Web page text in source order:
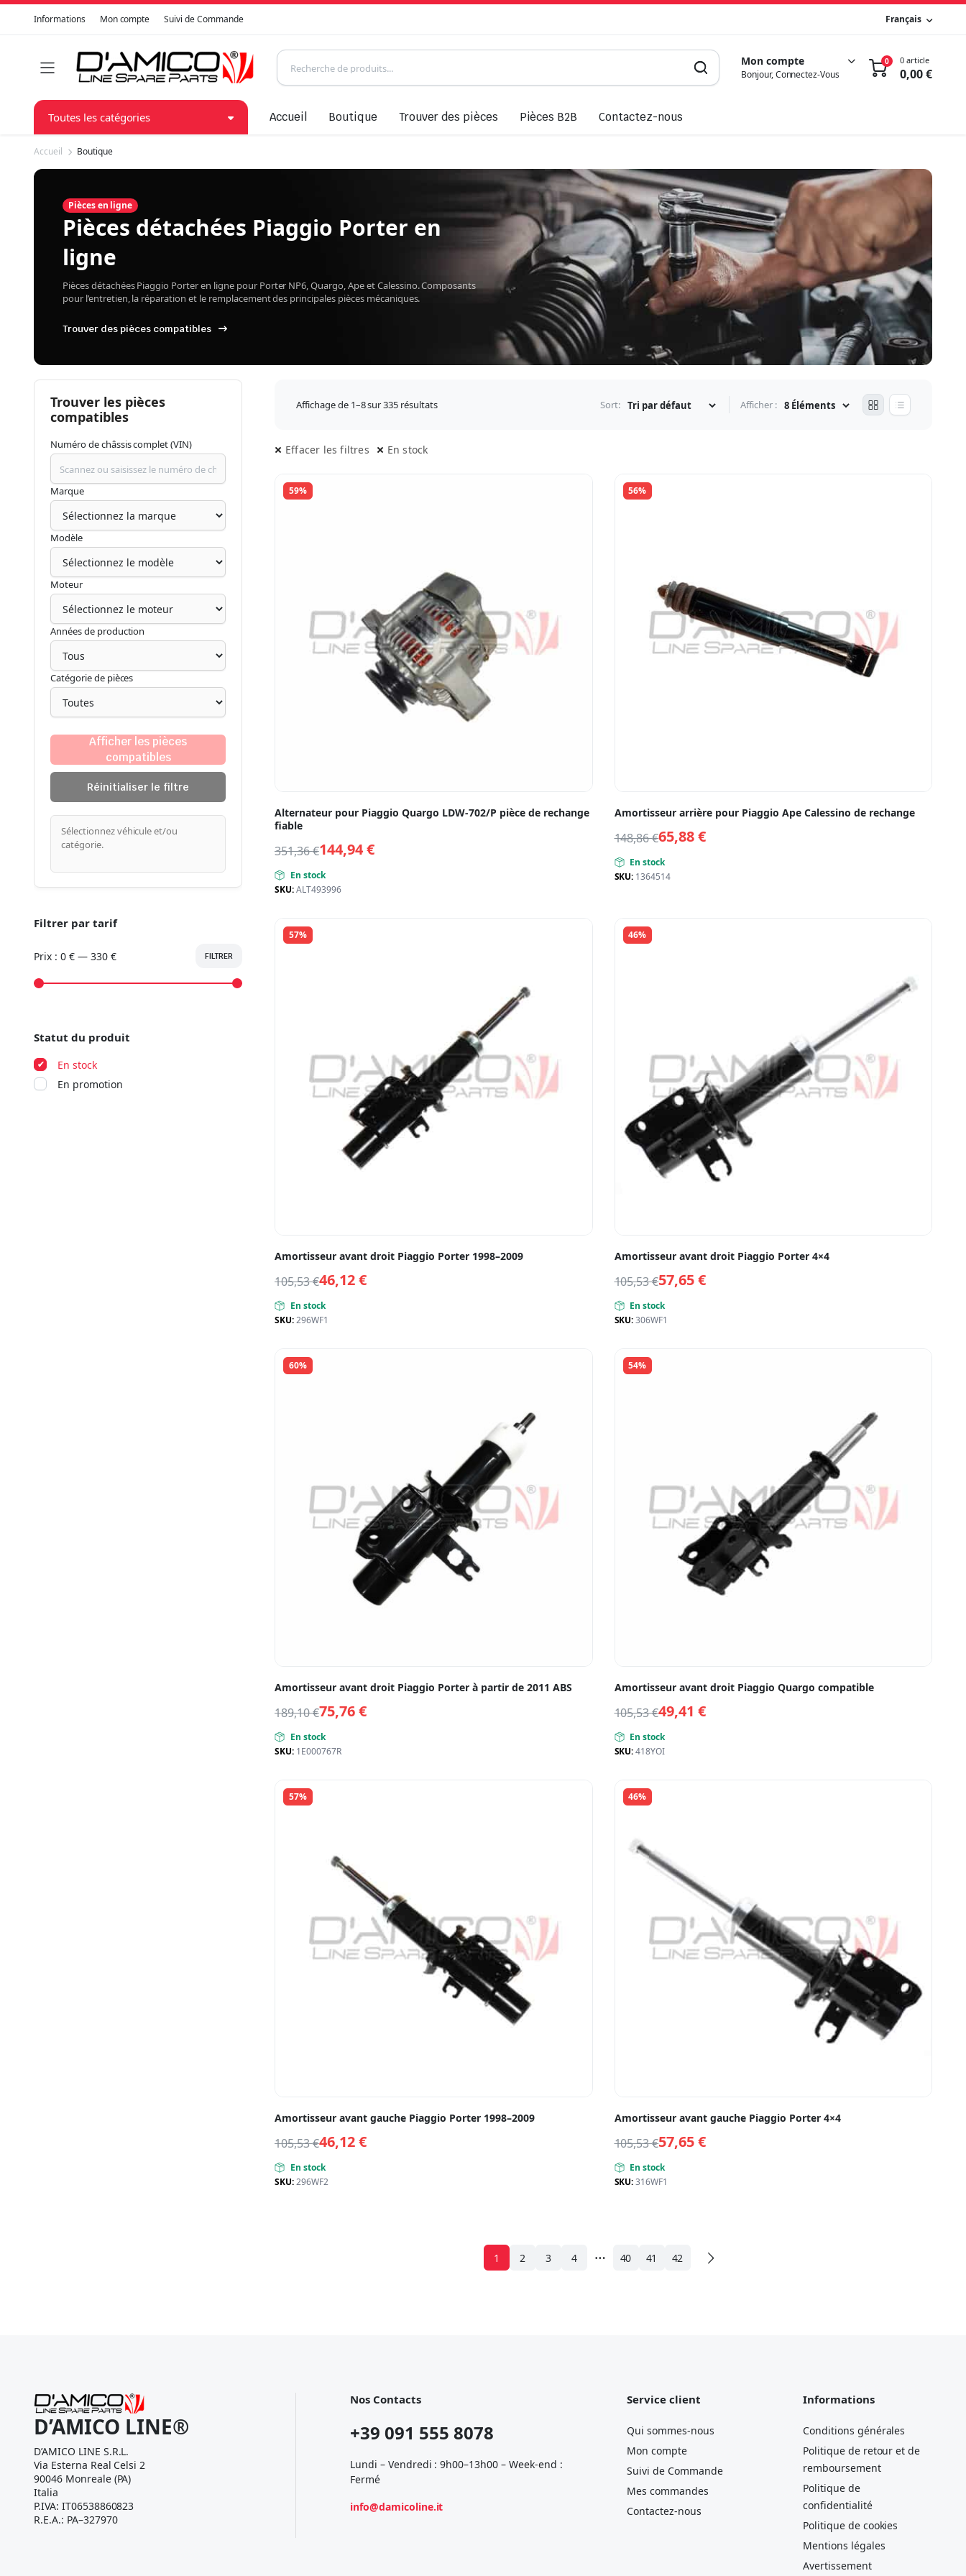
Informations Mon compte Suivi de Commande Français
Mon compte
Bonjour, Connectez-Vous
0 0 article
0,00€
Toutes les catégories Accueil Boutique Trouver des pièces Pièces B2B Contactez-nous
Accueil Boutique
Pièces en ligne
Pièces détachées Piaggio Porter en
ligne
Pièces détachées Piaggio Porter en ligne pour Porter NP6, Quargo, Ape et Calessino. Composants
pour l’entretien, la réparation et le remplacement des principales pièces mécaniques.
Trouver des pièces compatibles
Affichage de 1–8 sur 335 résultats Sort: Afficher :
Effacer les filtres En stock
59%
Alternateur pour Piaggio Quargo LDW-702/P pièce de rechange
fiable
351,36€144,94€
En stock
SKU:ALT493996
56%
Amortisseur arrière pour Piaggio Ape Calessino de rechange
148,86€65,88€
En stock
SKU: 1364514
57%
Amortisseur avant droit Piaggio Porter 1998–2009
105,53€46,12€
En stock
SKU:296WF1
46%
Amortisseur avant droit Piaggio Porter 4×4
105,53€57,65€
En stock
SKU:306WF1
60%
Amortisseur avant droit Piaggio Porter à partir de 2011 ABS
189,10€75,76€
En stock
SKU: 1E000767R
54%
Amortisseur avant droit Piaggio Quargo compatible
105,53€49,41€
En stock
SKU:418YOI
57%
Amortisseur avant gauche Piaggio Porter 1998–2009
105,53€46,12€
En stock
SKU:296WF2
46%
Amortisseur avant gauche Piaggio Porter 4×4
105,53€57,65€
En stock
SKU:316WF1
1 2 3 4 … 40 41 42
Trouver les pièces
compatibles
Numéro de châssis complet (VIN)
Marque
Modèle
Moteur
Années de production
Catégorie de pièces
Afficher les pièces
compatibles
Réinitialiser le filtre
Sélectionnez véhicule et/ou
catégorie.
Filtrer par tarif
FILTRER
Prix : 0 €— 330 €
Statut du produit
En stock
En promotion
D’AMICO LINE®
D’AMICO LINE S.R.L.
Via Esterna Real Celsi 2
90046 Monreale (PA)
Italia
P.IVA: IT06538860823
R.E.A.: PA–327970
Nos Contacts
+39 091 555 8078
Lundi – Vendredi : 9h00–13h00 – Week-end :
Fermé
info@damicoline.it
Service client
Qui sommes-nous
Mon compte
Suivi de Commande
Mes commandes
Contactez-nous
Informations
Conditions générales
Politique de retour et de
remboursement
Politique de
confidentialité
Politique de cookies
Mentions légales
Avertissement